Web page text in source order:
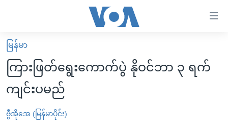
လွယ်ကူ
စေ
သည့်
Link
များ
မူလစာမျက်နှာ
မြန်မာ
ကမ္ဘာ့သတင်းများ
နိုင်ငံတကာ
ဗွီဒီယို
မြန်မာ
ကြားဖြတ်ရွေးကောက်ပွဲ နိုဝင်ဘာ ၃ ရက်
ကျင်းပမည်
ဗွီအိုအေ (မြန်မာပိုင်း)